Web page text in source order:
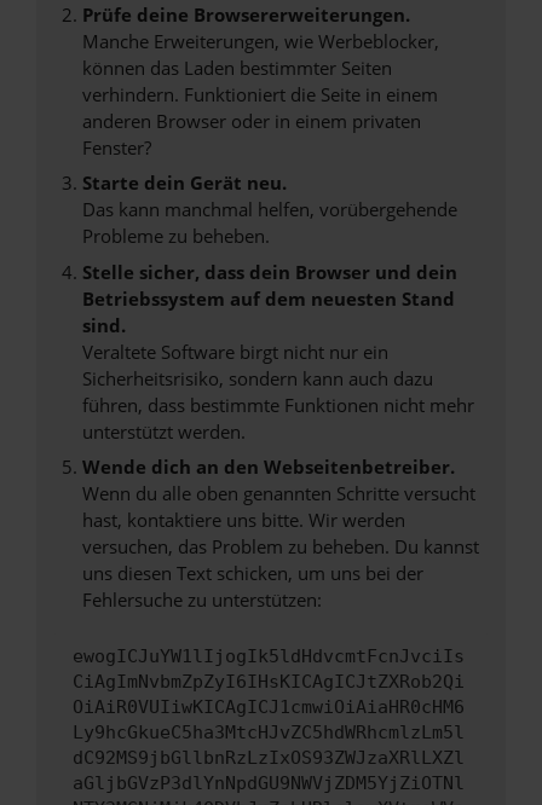
Prüfe deine Browsererweiterungen.
Manche Erweiterungen, wie Werbeblocker,
können das Laden bestimmter Seiten
verhindern. Funktioniert die Seite in einem
anderen Browser oder in einem privaten
Fenster?
Starte dein Gerät neu.
Das kann manchmal helfen, vorübergehende
Probleme zu beheben.
Stelle sicher, dass dein Browser und dein
Betriebssystem auf dem neuesten Stand
sind.
Veraltete Software birgt nicht nur ein
Sicherheitsrisiko, sondern kann auch dazu
führen, dass bestimmte Funktionen nicht mehr
unterstützt werden.
Wende dich an den Webseitenbetreiber.
Wenn du alle oben genannten Schritte versucht
hast, kontaktiere uns bitte. Wir werden
versuchen, das Problem zu beheben. Du kannst
uns diesen Text schicken, um uns bei der
Fehlersuche zu unterstützen:
ewogICJuYW1lIjogIk5ldHdvcmtFcnJvciIs
CiAgImNvbmZpZyI6IHsKICAgICJtZXRob2Qi
OiAiR0VUIiwKICAgICJ1cmwiOiAiaHR0cHM6
Ly9hcGkueC5ha3MtcHJvZC5hdWRhcmlzLm5l
dC92MS9jbGllbnRzLzIxOS93ZWJzaXRlLXZl
aGljbGVzP3dlYnNpdGU9NWVjZDM5YjZiOTNl